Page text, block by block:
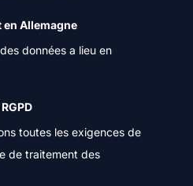
en Allemagne
données a lieu en
toutes les exigences de
de traitement des